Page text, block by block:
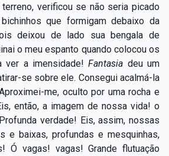
verificou se não seria picado
que formigam debaixo da
deixou de lado sua bengala de
o meu espanto quando colocou os
ver a imensidade!Fantasia deu um
se sobre ele. Consegui acalmá-la
me, oculto por uma rocha e
então, a imagem de nossa vida! o
verdade! Eis, assim, nossas
e baixas, profundas e mesquinhas,
Ó vagas! vagas! Grande flutuação